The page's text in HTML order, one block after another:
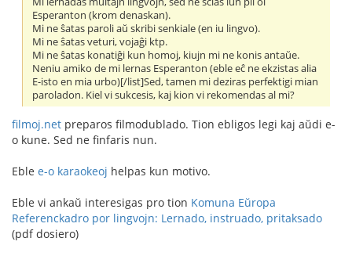
Esperanton (krom denaskan).
Mi ne ŝatas paroli aŭ skribi senkiale (en iu lingvo).
Mi ne ŝatas veturi, vojaĝi ktp.
Mi ne ŝatas konatiĝi kun homoj, kiujn mi ne konis antaŭe.
Neniu amiko de mi lernas Esperanton (eble eĉ ne ekzistas alia
E-isto en mia urbo)[/list]Sed, tamen mi deziras perfektigi mian
paroladon. Kiel vi sukcesis, kaj kion vi rekomendas al mi?
filmoj.net preparos filmodublado. Tion ebligos legi kaj aŭdi e-
o kune. Sed ne finfaris nun.
Eble e-o karaokeoj helpas kun motivo.
Eble vi ankaŭ interesigas pro tion Komuna Eŭropa
Referenckadro por lingvojn: Lernado, instruado, pritaksado
(pdf dosiero)